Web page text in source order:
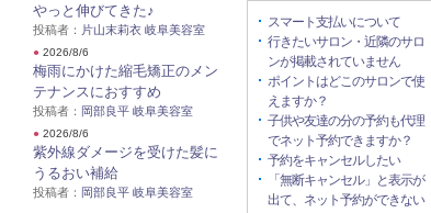
やっと伸びてきた♪
投稿者： 片山末莉衣 岐阜美容室
● 2026/8/6
梅雨にかけた縮毛矯正のメン
テナンスにおすすめ
投稿者： 岡部良平 岐阜美容室
● 2026/8/6
紫外線ダメージを受けた髪に
うるおい補給
投稿者： 岡部良平 岐阜美容室
スマート支払いについて
行きたいサロン・近隣のサロ
ンが掲載されていません
ポイントはどこのサロンで使
えますか？
子供や友達の分の予約も代理
でネット予約できますか？
予約をキャンセルしたい
「無断キャンセル」と表示が
出て、ネット予約ができない